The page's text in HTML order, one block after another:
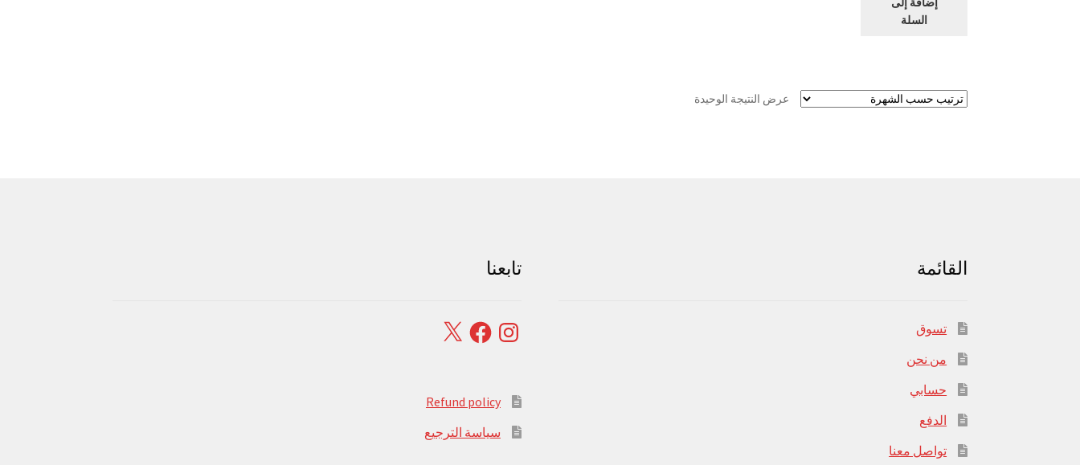
السلة
عرض النتيجة الوحيدة
القائمة
تسوق
من نحن
حسابي
الدفع
تواصل معنا
تابعنا
Instagram
Facebook
X
Refund policy
سياسة الترجيع